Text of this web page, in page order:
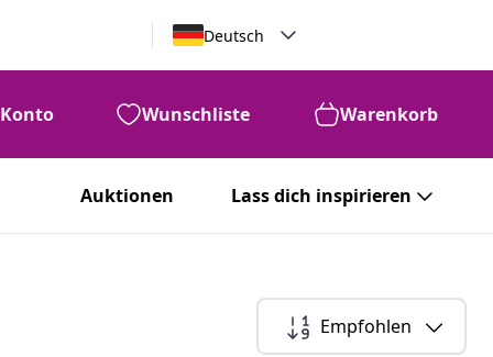
Deutsch
Konto Wunschliste Warenkorb
Auktionen Lass dich inspirieren
Empfohlen